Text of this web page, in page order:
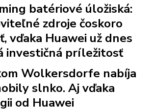
batériové úložiská:
zdroje čoskoro
vďaka Huawei už dnes
investičná príležitosť
Wolkersdorfe nabíja
slnko. Aj vďaka
od Huawei